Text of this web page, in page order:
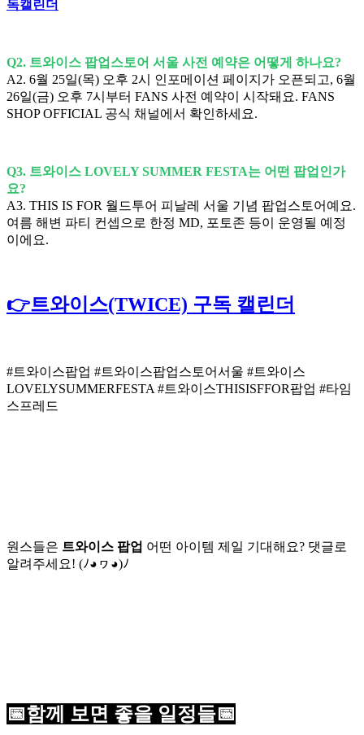
독캘린더
Q2. 트와이스 팝업스토어 서울 사전 예약은 어떻게 하나요?
A2. 6월 25일(목) 오후 2시 인포메이션 페이지가 오픈되고, 6월
26일(금) 오후 7시부터 FANS 사전 예약이 시작돼요. FANS
SHOP OFFICIAL 공식 채널에서 확인하세요.
Q3. 트와이스 LOVELY SUMMER FESTA는 어떤 팝업인가
요?
A3. THIS IS FOR 월드투어 피날레 서울 기념 팝업스토어예요.
여름 해변 파티 컨셉으로 한정 MD, 포토존 등이 운영될 예정
이에요.
👉트와이스(TWICE) 구독 캘린더
#트와이스팝업 #트와이스팝업스토어서울 #트와이스
LOVELYSUMMERFESTA #트와이스THISISFFOR팝업 #타임
스프레드
원스들은 트와이스 팝업 어떤 아이템 제일 기대해요? 댓글로
알려주세요! (ﾉ◕ヮ◕)ﾉ
📅함께 보면 좋을 일정들📅